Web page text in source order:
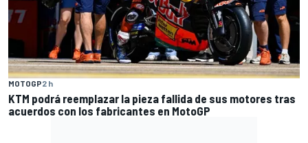
MOTOGP2 h
KTM podrá reemplazar la pieza fallida de sus motores tras
acuerdos con los fabricantes en MotoGP